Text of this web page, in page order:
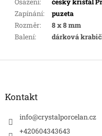
Zapínání:
puzeta
Rozměr:
8 x 8 mm
Balení: dárková
Z
Kontakt
info@crystalporcelan.cz
+420604343643